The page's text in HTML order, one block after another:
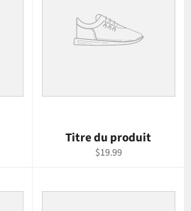
Titre du produit
$19.99